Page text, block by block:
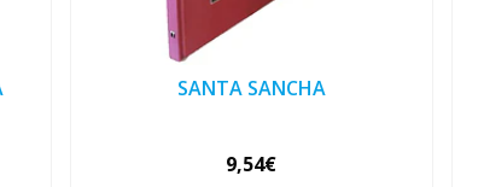
SANTA SANCHA
9,54€